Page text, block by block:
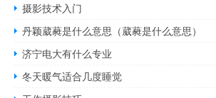
摄影技术入门
丹颖葳蕤是什么意思（葳蕤是什么意思）
济宁电大有什么专业
冬天暖气适合几度睡觉